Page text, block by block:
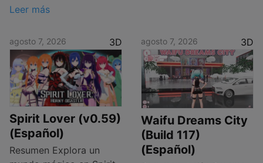
Leer más
agosto 7, 2026 3D
Spirit Lover (v0.59)
(Español)
Resumen Explora un
agosto 7, 2026 3D
Waifu Dreams City
(Build 117)
(Español)